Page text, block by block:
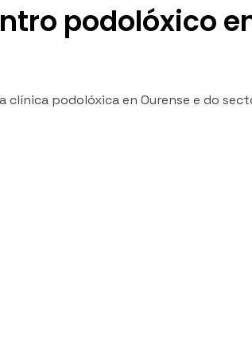
podolóxico
podolóxica en Ourense e do